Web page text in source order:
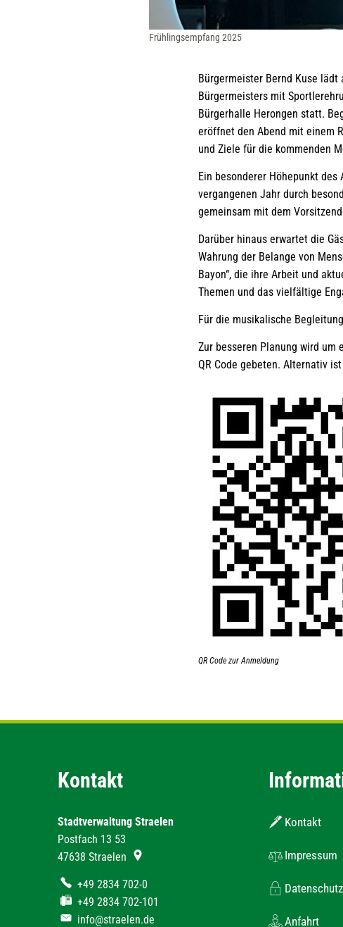
Frühlingsempfang 2025
Bürgermeister Bernd Kuse
Bürgermeisters mit
Bürgerhalle Herongen statt.
eröffnet den Abend mit einem
und Ziele für die kommenden
Ein besonderer Höhepunkt
vergangenen Jahr durch
gemeinsam mit dem
Darüber hinaus erwartet die
Wahrung der Belange von
Bayon“, die ihre Arbeit und
Themen und das vielfältige
Für die musikalische
Zur besseren Planung wird um
QR Code gebeten. Alternativ
QR Code zur Anmeldung
Kontakt
Stadtverwaltung Straelen
Postfach 13 53
47638 Straelen
+49 2834 702-0
+49 2834 702-101
info@straelen.de
Kontakt
Impressum
Datenschutz
Anfahrt